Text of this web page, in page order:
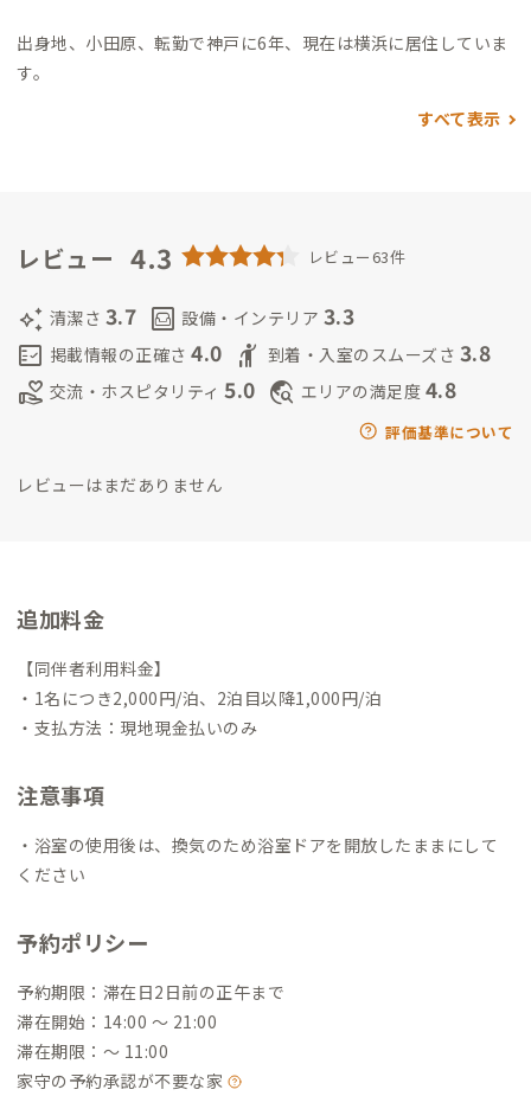
出身地、小田原、転勤で神戸に6年、現在は横浜に居住していま
す。
すべて表示
レビュー 4.3 レビュー63件
auto_awesome 清潔さ 3.7 living 設備・インテリア 3.3
fact_check 掲載情報の正確さ 4.0 hail 到着・入室のスムーズさ 3.8
volunteer_activism 交流・ホスピタリティ 5.0 travel_explore エリアの満足度 4.8
評価基準について
レビューはまだありません
追加料金
【同伴者利用料金】
・1名につき2,000円/泊、2泊目以降1,000円/泊
・支払方法：現地現金払いのみ
注意事項
・浴室の使用後は、換気のため浴室ドアを開放したままにして
ください
予約ポリシー
予約期限：滞在日2日前の正午まで
滞在開始：14:00 〜 21:00
滞在期限：〜 11:00
家守の予約承認が不要な家